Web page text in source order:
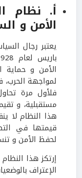
أ. نظام
الأمن و
يعتبر رجال
الأمن و حماية
لمواجهة
فلأول مرة
مستقبلية، و
هذا النظام لا
قيمتها في
لحفظ الأمن و
إرتكز هذا
الإعتراف